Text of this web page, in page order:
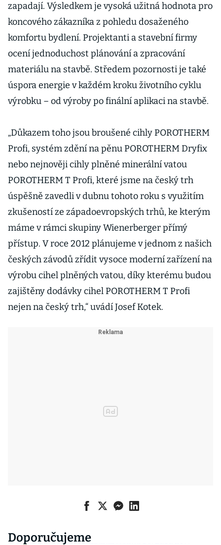
zapadají. Výsledkem je vysoká užitná hodnota pro
koncového zákazníka z pohledu dosaženého
komfortu bydlení. Projektanti a stavební firmy
ocení jednoduchost plánování a zpracování
materiálu na stavbě. Středem pozornosti je také
úspora energie v každém kroku životního cyklu
výrobku – od výroby po finální aplikaci na stavbě.
„Důkazem toho jsou broušené cihly POROTHERM
Profi, systém zdění na pěnu POROTHERM Dryfix
nebo nejnověji cihly plněné minerální vatou
POROTHERM T Profi, které jsme na český trh
úspěšně zavedli v dubnu tohoto roku s využitím
zkušeností ze západoevropských trhů, ke kterým
máme v rámci skupiny Wienerberger přímý
přístup. V roce 2012 plánujeme v jednom z našich
českých závodů zřídit vysoce moderní zařízení na
výrobu cihel plněných vatou, díky kterému budou
zajištěny dodávky cihel POROTHERM T Profi
nejen na český trh,“ uvádí Josef Kotek.
Doporučujeme